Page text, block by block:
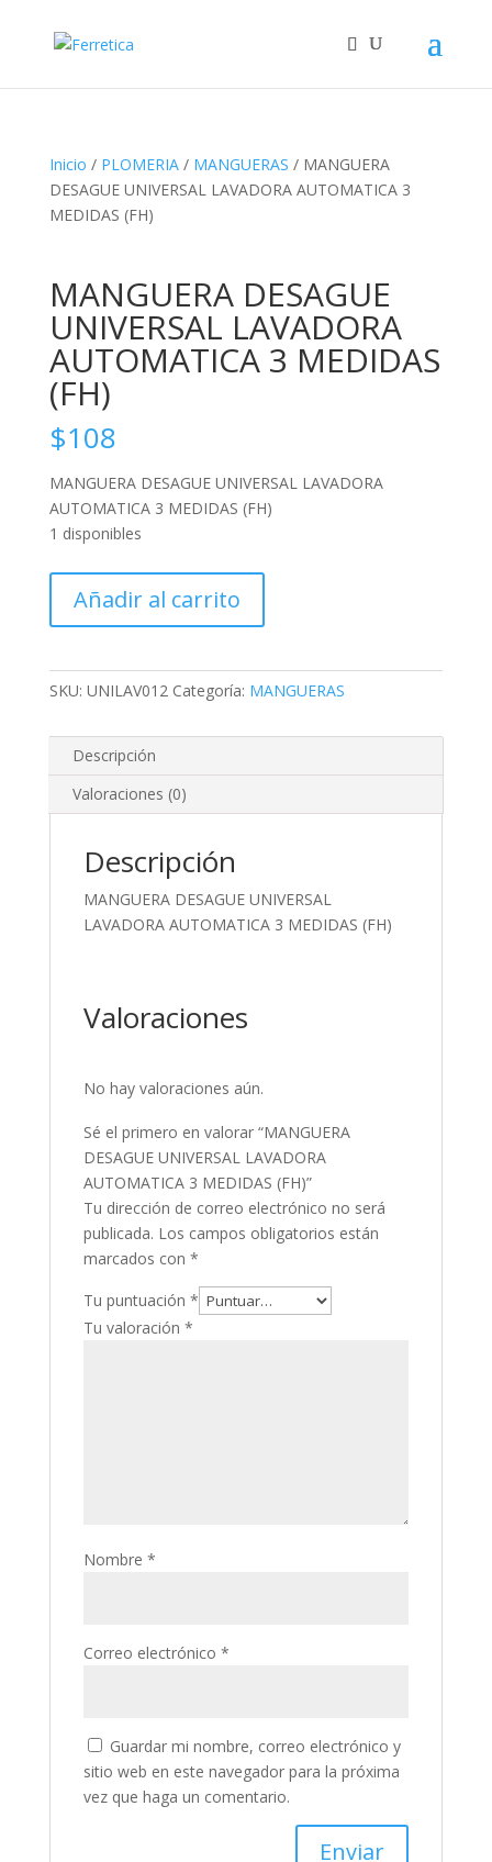
Inicio / PLOMERIA/ MANGUERAS / MANGUERA
DESAGUE UNIVERSAL LAVADORA AUTOMATICA 3
MEDIDAS (FH)
MANGUERA DESAGUE
UNIVERSAL LAVADORA
AUTOMATICA 3 MEDIDAS
(FH)
$108
MANGUERA DESAGUE UNIVERSAL LAVADORA
AUTOMATICA 3 MEDIDAS (FH)
1 disponibles
DESAGUE
UNIVERSAL
AUTOMATICA
MEDIDAS
(FH)
cantidad
Añadir al carrito
SKU: UNILAV012 Categoría: MANGUERAS
Descripción
Valoraciones (0)
Descripción
MANGUERA DESAGUE UNIVERSAL
LAVADORA AUTOMATICA 3 MEDIDAS (FH)
Valoraciones
No hay valoraciones aún.
Sé el primero en valorar “MANGUERA
DESAGUE UNIVERSAL LAVADORA
AUTOMATICA 3 MEDIDAS (FH)”
Tu dirección de correo electrónico no será
publicada. Los campos obligatorios están
marcados con *
Tu puntuación *
Tu valoración *
Nombre *
Correo electrónico *
Guardar mi nombre, correo electrónico y
sitio web en este navegador para la próxima
vez que haga un comentario.